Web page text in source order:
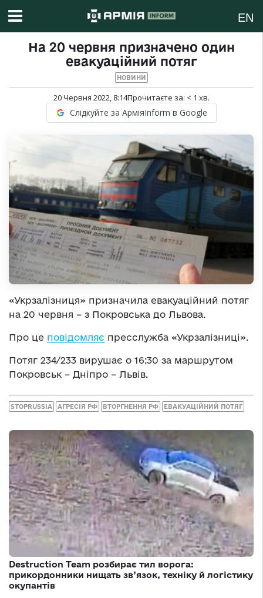
EN
На 20 червня призначено один
евакуаційний потяг
НОВИНИ
20 Червня 2022, 8:14Прочитаєте за: < 1 хв.
Слідкуйте за АрміяInform в Google
«Укрзалізниця» призначила евакуаційний потяг
на 20 червня – з Покровська до Львова.
Про це повідомляє пресслужба «Укрзалізниці».
Потяг 234/233 вирушає о 16:30 за маршрутом
Покровськ – Дніпро – Львів.
STOPRUSSIA АГРЕСІЯ РФ ВТОРГНЕННЯ РФ ЕВАКУАЦІЙНИЙ ПОТЯГ
Destruction Team розбирає тил ворога:
прикордонники нищать зв’язок, техніку й логістику
окупантів